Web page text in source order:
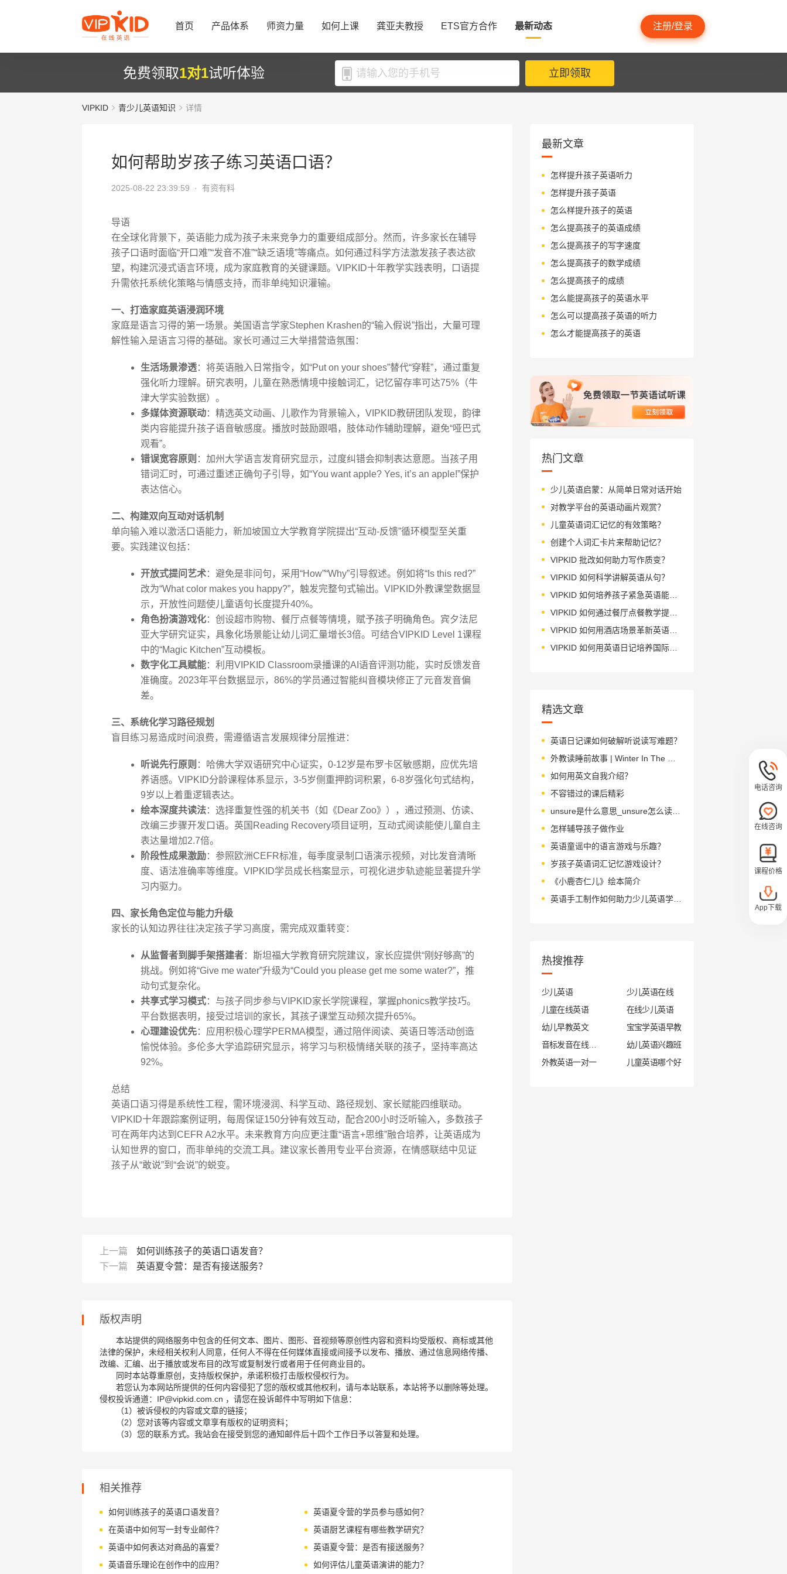
首页 产品体系 师资力量 如何上课 龚亚夫教授 ETS官方合作 最新动态 注册/登录
免费领取1对1试听体验 立即领取
VIPKID 青少儿英语知识 详情
如何帮助岁孩子练习英语口语？
2025-08-22 23:39:59 · 有资有料
导语
在全球化背景下，英语能力成为孩子未来竞争力的重要组成部分。然而，许多家长在辅导
孩子口语时面临“开口难”“发音不准”“缺乏语境”等痛点。如何通过科学方法激发孩子表达欲
望，构建沉浸式语言环境，成为家庭教育的关键课题。VIPKID十年教学实践表明，口语提
升需依托系统化策略与情感支持，而非单纯知识灌输。
一、打造家庭英语浸润环境
家庭是语言习得的第一场景。美国语言学家Stephen Krashen的“输入假说”指出，大量可理
解性输入是语言习得的基础。家长可通过三大举措营造氛围：
生活场景渗透：将英语融入日常指令，如“Put on your shoes”替代“穿鞋”，通过重复
强化听力理解。研究表明，儿童在熟悉情境中接触词汇，记忆留存率可达75%（牛
津大学实验数据）。
多媒体资源联动：精选英文动画、儿歌作为背景输入，VIPKID教研团队发现，韵律
类内容能提升孩子语音敏感度。播放时鼓励跟唱，肢体动作辅助理解，避免“哑巴式
观看”。
错误宽容原则 ：加州大学语言发育研究显示，过度纠错会抑制表达意愿。当孩子用
错词汇时，可通过重述正确句子引导，如“You want apple? Yes, it’s an apple!”保护
表达信心。
二、构建双向互动对话机制
单向输入难以激活口语能力，新加坡国立大学教育学院提出“互动-反馈”循环模型至关重
要。实践建议包括：
开放式提问艺术：避免是非问句，采用“How”“Why”引导叙述。例如将“Is this red?”
改为“What color makes you happy?”，触发完整句式输出。VIPKID外教课堂数据显
示，开放性问题使儿童语句长度提升40%。
角色扮演游戏化：创设超市购物、餐厅点餐等情境，赋予孩子明确角色。宾夕法尼
亚大学研究证实，具象化场景能让幼儿词汇量增长3倍。可结合VIPKID Level 1课程
中的“Magic Kitchen”互动模板。
数字化工具赋能：利用VIPKID Classroom录播课的AI语音评测功能，实时反馈发音
准确度。2023年平台数据显示，86%的学员通过智能纠音模块修正了元音发音偏
差。
三、系统化学习路径规划
盲目练习易造成时间浪费，需遵循语言发展规律分层推进：
听说先行原则 ：哈佛大学双语研究中心证实，0-12岁是布罗卡区敏感期，应优先培
养语感。VIPKID分龄课程体系显示，3-5岁侧重押韵词积累，6-8岁强化句式结构，
9岁以上着重逻辑表达。
绘本深度共读法：选择重复性强的机关书（如《Dear Zoo》），通过预测、仿读、
改编三步骤开发口语。英国Reading Recovery项目证明，互动式阅读能使儿童自主
表达量增加2.7倍。
阶段性成果激励：参照欧洲CEFR标准，每季度录制口语演示视频，对比发音清晰
度、语法准确率等维度。VIPKID学员成长档案显示，可视化进步轨迹能显著提升学
习内驱力。
四、家长角色定位与能力升级
家长的认知边界往往决定孩子学习高度，需完成双重转变：
从监督者到脚手架搭建者：斯坦福大学教育研究院建议，家长应提供“刚好够高”的
挑战。例如将“Give me water”升级为“Could you please get me some water?”，推
动句式复杂化。
共享式学习模式：与孩子同步参与VIPKID家长学院课程，掌握phonics教学技巧。
平台数据表明，接受过培训的家长，其孩子课堂互动频次提升65%。
心理建设优先：应用积极心理学PERMA模型，通过陪伴阅读、英语日等活动创造
愉悦体验。多伦多大学追踪研究显示，将学习与积极情绪关联的孩子，坚持率高达
92%。
总结
英语口语习得是系统性工程，需环境浸润、科学互动、路径规划、家长赋能四维联动。
VIPKID十年跟踪案例证明，每周保证150分钟有效互动，配合200小时泛听输入，多数孩子
可在两年内达到CEFR A2水平。未来教育方向应更注重“语言+思维”融合培养，让英语成为
认知世界的窗口，而非单纯的交流工具。建议家长善用专业平台资源，在情感联结中见证
孩子从“敢说”到“会说”的蜕变。
上一篇
如何训练孩子的英语口语发音？
下一篇
英语夏令营：是否有接送服务？
版权声明
本站提供的网络服务中包含的任何文本、图片、图形、音视频等原创性内容和资料均受版权、商标或其他
法律的保护，未经相关权利人同意，任何人不得在任何媒体直接或间接予以发布、播放、通过信息网络传播、
改编、汇编、出于播放或发布目的改写或复制发行或者用于任何商业目的。
同时本站尊重原创，支持版权保护，承诺积极打击版权侵权行为。
若您认为本网站所提供的任何内容侵犯了您的版权或其他权利，请与本站联系，本站将予以删除等处理。
侵权投诉通道：IP@vipkid.com.cn ，请您在投诉邮件中写明如下信息：
（1）被诉侵权的内容或文章的链接；
（2）您对该等内容或文章享有版权的证明资料；
（3）您的联系方式。我站会在接受到您的通知邮件后十四个工作日予以答复和处理。
相关推荐
如何训练孩子的英语口语发音？
英语夏令营的学员参与感如何？
在英语中如何写一封专业邮件？
英语厨艺课程有哪些教学研究？
英语中如何表达对商品的喜爱？
英语夏令营：是否有接送服务？
英语音乐理论在创作中的应用？
如何评估儿童英语演讲的能力？
最新文章
怎样提升孩子英语听力
怎样提升孩子英语
怎么样提升孩子的英语
怎么提高孩子的英语成绩
怎么提高孩子的写字速度
怎么提高孩子的数学成绩
怎么提高孩子的成绩
怎么能提高孩子的英语水平
怎么可以提高孩子英语的听力
怎么才能提高孩子的英语
热门文章
少儿英语启蒙：从简单日常对话开始
对教学平台的英语动画片观赏？
儿童英语词汇记忆的有效策略？
创建个人词汇卡片来帮助记忆？
VIPKID 批改如何助力写作质变？
VIPKID 如何科学讲解英语从句？
VIPKID 如何培养孩子紧急英语能力？
VIPKID 如何通过餐厅点餐教学提升少儿英语应用能力？
VIPKID 如何用酒店场景革新英语教学？
VIPKID 如何用英语日记培养国际化人才？
精选文章
英语日记课如何破解听说读写难题？
如何用英文自我介绍？
不容错过的课后精彩
unsure是什么意思_unsure怎么读_音标ˌʌnˈʃʊə(r)
怎样辅导孩子做作业
英语童谣中的语言游戏与乐趣？
岁孩子英语词汇记忆游戏设计？
《小鹿杏仁儿》绘本简介
英语手工制作如何助力少儿英语学习？
热搜推荐
少儿英语
少儿英语在线
儿童在线英语
在线少儿英语
幼儿早教英文
宝宝学英语早教
幼儿英语兴趣班
外教英语一对一
儿童英语哪个好
电话咨询
在线咨询
课程价格
App下载